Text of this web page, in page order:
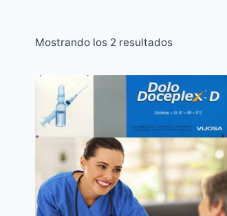
Mostrando los 2 resultadosOrdenado
popularidad